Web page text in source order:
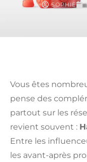
SOPHIE
Vous êtes
pense des
partout sur les
revient souvent :
Entre les
les avant-après